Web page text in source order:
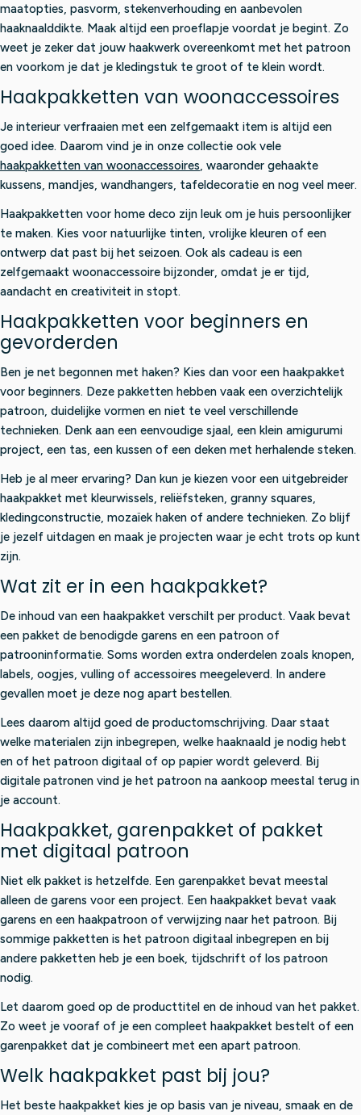
maatopties, pasvorm, stekenverhouding en aanbevolen
haaknaalddikte. Maak altijd een proeflapje voordat je begint. Zo
weet je zeker dat jouw haakwerk overeenkomt met het patroon
en voorkom je dat je kledingstuk te groot of te klein wordt.
Haakpakketten van woonaccessoires
Je interieur verfraaien met een zelfgemaakt item is altijd een
goed idee. Daarom vind je in onze collectie ook vele
haakpakketten van woonaccessoires, waaronder gehaakte
kussens, mandjes, wandhangers, tafeldecoratie en nog veel meer.
Haakpakketten voor home deco zijn leuk om je huis persoonlijker
te maken. Kies voor natuurlijke tinten, vrolijke kleuren of een
ontwerp dat past bij het seizoen. Ook als cadeau is een
zelfgemaakt woonaccessoire bijzonder, omdat je er tijd,
aandacht en creativiteit in stopt.
Haakpakketten voor beginners en
gevorderden
Ben je net begonnen met haken? Kies dan voor een haakpakket
voor beginners. Deze pakketten hebben vaak een overzichtelijk
patroon, duidelijke vormen en niet te veel verschillende
technieken. Denk aan een eenvoudige sjaal, een klein amigurumi
project, een tas, een kussen of een deken met herhalende steken.
Heb je al meer ervaring? Dan kun je kiezen voor een uitgebreider
haakpakket met kleurwissels, reliëfsteken, granny squares,
kledingconstructie, mozaïek haken of andere technieken. Zo blijf
je jezelf uitdagen en maak je projecten waar je echt trots op kunt
zijn.
Wat zit er in een haakpakket?
De inhoud van een haakpakket verschilt per product. Vaak bevat
een pakket de benodigde garens en een patroon of
patrooninformatie. Soms worden extra onderdelen zoals knopen,
labels, oogjes, vulling of accessoires meegeleverd. In andere
gevallen moet je deze nog apart bestellen.
Lees daarom altijd goed de productomschrijving. Daar staat
welke materialen zijn inbegrepen, welke haaknaald je nodig hebt
en of het patroon digitaal of op papier wordt geleverd. Bij
digitale patronen vind je het patroon na aankoop meestal terug in
je account.
Haakpakket, garenpakket of pakket
met digitaal patroon
Niet elk pakket is hetzelfde. Een garenpakket bevat meestal
alleen de garens voor een project. Een haakpakket bevat vaak
garens en een haakpatroon of verwijzing naar het patroon. Bij
sommige pakketten is het patroon digitaal inbegrepen en bij
andere pakketten heb je een boek, tijdschrift of los patroon
nodig.
Let daarom goed op de producttitel en de inhoud van het pakket.
Zo weet je vooraf of je een compleet haakpakket bestelt of een
garenpakket dat je combineert met een apart patroon.
Welk haakpakket past bij jou?
Het beste haakpakket kies je op basis van je niveau, smaak en de